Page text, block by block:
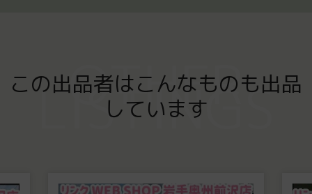
この出品者はこんなものも出品
しています
OTHER
LISTINGS